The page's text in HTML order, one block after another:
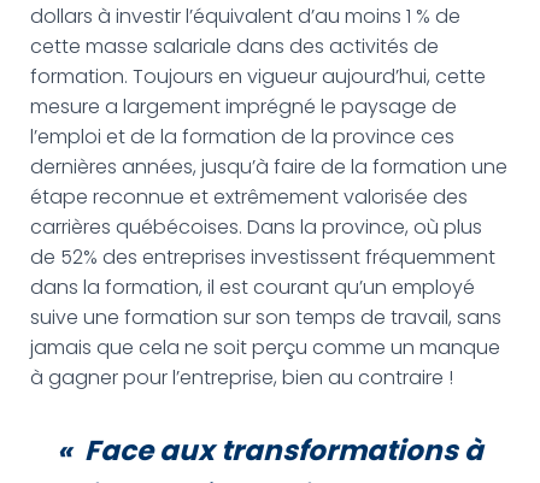
dollars à investir l’équivalent d’au moins 1 % de
cette masse salariale dans des activités de
formation. Toujours en vigueur aujourd’hui, cette
mesure a largement imprégné le paysage de
l’emploi et de la formation de la province ces
dernières années, jusqu’à faire de la formation une
étape reconnue et extrêmement valorisée des
carrières québécoises. Dans la province, où plus
de 52% des entreprises investissent fréquemment
dans la formation, il est courant qu’un employé
suive une formation sur son temps de travail, sans
jamais que cela ne soit perçu comme un manque
à gagner pour l’entreprise, bien au contraire !
« Face aux transformations à